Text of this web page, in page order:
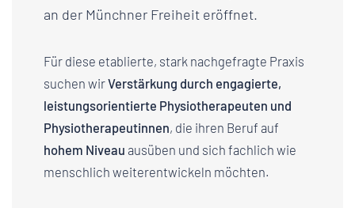
an der Münchner Freiheit eröffnet.
Für diese etablierte, stark nachgefragte Praxis
suchen wirVerstärkung durch engagierte,
leistungsorientierte Physiotherapeuten und
Physiotherapeutinnen, die ihren Beruf auf
hohem Niveau ausüben und sich fachlich wie
menschlich weiterentwickeln möchten.